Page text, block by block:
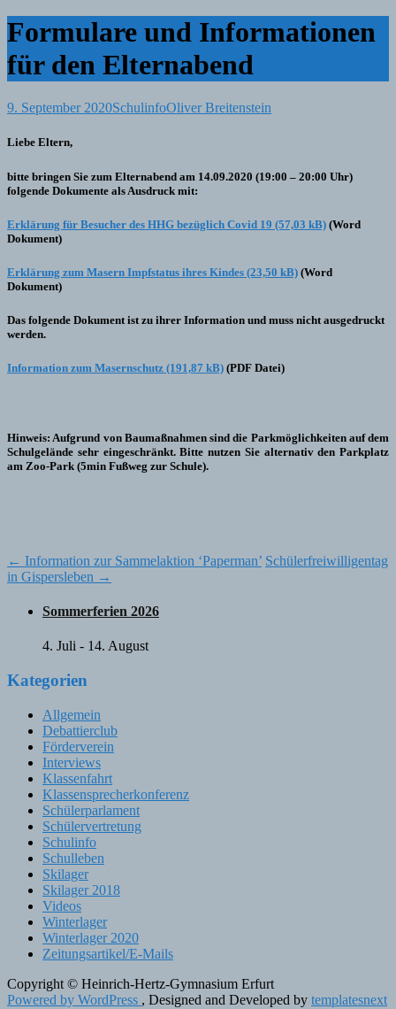
Formulare und Informationen
für den Elternabend
9. September 2020SchulinfoOliver Breitenstein
Liebe Eltern,
bitte bringen Sie zum Elternabend am 14.09.2020 (19:00 – 20:00 Uhr)
folgende Dokumente als Ausdruck mit:
Erklärung für Besucher des HHG bezüglich Covid 19
(Word
Dokument)
Erklärung zum Masern Impfstatus ihres Kindes
(Word
Dokument)
Das folgende Dokument ist zu ihrer Information und muss nicht ausgedruckt
werden.
Information zum Masernschutz (PDF Datei)
Hinweis: Aufgrund von Baumaßnahmen sind die Parkmöglichkeiten auf dem
Schulgelände sehr eingeschränkt. Bitte nutzen Sie alternativ den Parkplatz
am Zoo-Park (5min Fußweg zur Schule).
Post
navigation
← Information zur Sammelaktion ‘Paperman’ Schülerfreiwilligentag
in Gispersleben →
Sommerferien 2026
4. Juli - 14. August
Kategorien
Allgemein
Debattierclub
Förderverein
Interviews
Klassenfahrt
Klassensprecherkonferenz
Schülerparlament
Schülervertretung
Schulinfo
Schulleben
Skilager
Skilager 2018
Videos
Winterlager
Winterlager 2020
Zeitungsartikel/E-Mails
Copyright © Heinrich-Hertz-Gymnasium Erfurt
Powered by WordPress , Designed and Developed by templatesnext